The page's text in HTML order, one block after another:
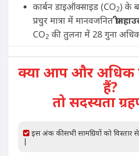
कार्बन डाइऑक्साइड (CO2) के
प्रचुर मात्रा में मानवजनित
CO2 की तुलना में 28 गुना
क्या आप और अधिक
हैं?
तो सदस्यता
इस अंक की सभी सामग्रियों को
|